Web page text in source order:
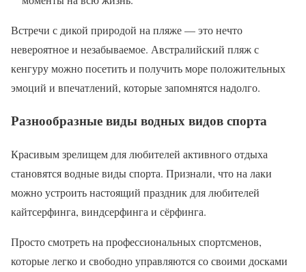
Встречи с дикой природой на пляже — это нечто
невероятное и незабываемое. Австралийский пляж с
кенгуру можно посетить и получить море положительных
эмоций и впечатлений, которые запомнятся надолго.
Разнообразные виды водных видов спорта
Красивым зрелищем для любителей активного отдыха
становятся водные виды спорта. Признали, что на лаки
можно устроить настоящий праздник для любителей
кайтсерфинга, виндсерфинга и сёрфинга.
Просто смотреть на профессиональных спортсменов,
которые легко и свободно управляются со своими досками